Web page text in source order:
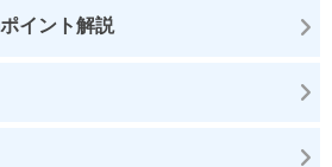
イント解説